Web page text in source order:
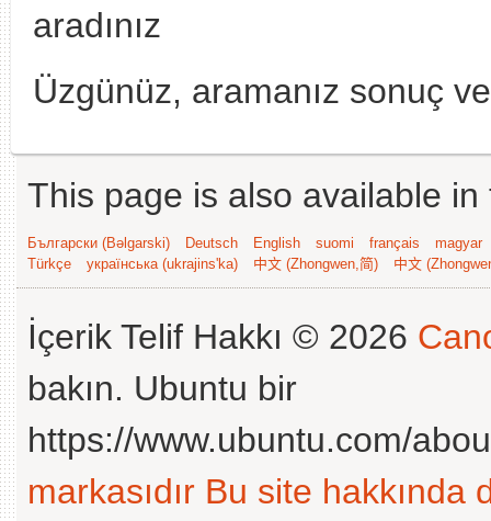
aradınız
Üzgünüz, aramanız sonuç
This page is also available
Български (Bəlgarski) Deutsch English suomi français
magyar
Türkçe
українська (ukrajins'ka) 中文 (Zhongwen,简) 中文
İçerik Telif Hakkı © 2026
bakın. Ubuntu bir
https://www.ubuntu.com/
markasıdır Bu site hakkında